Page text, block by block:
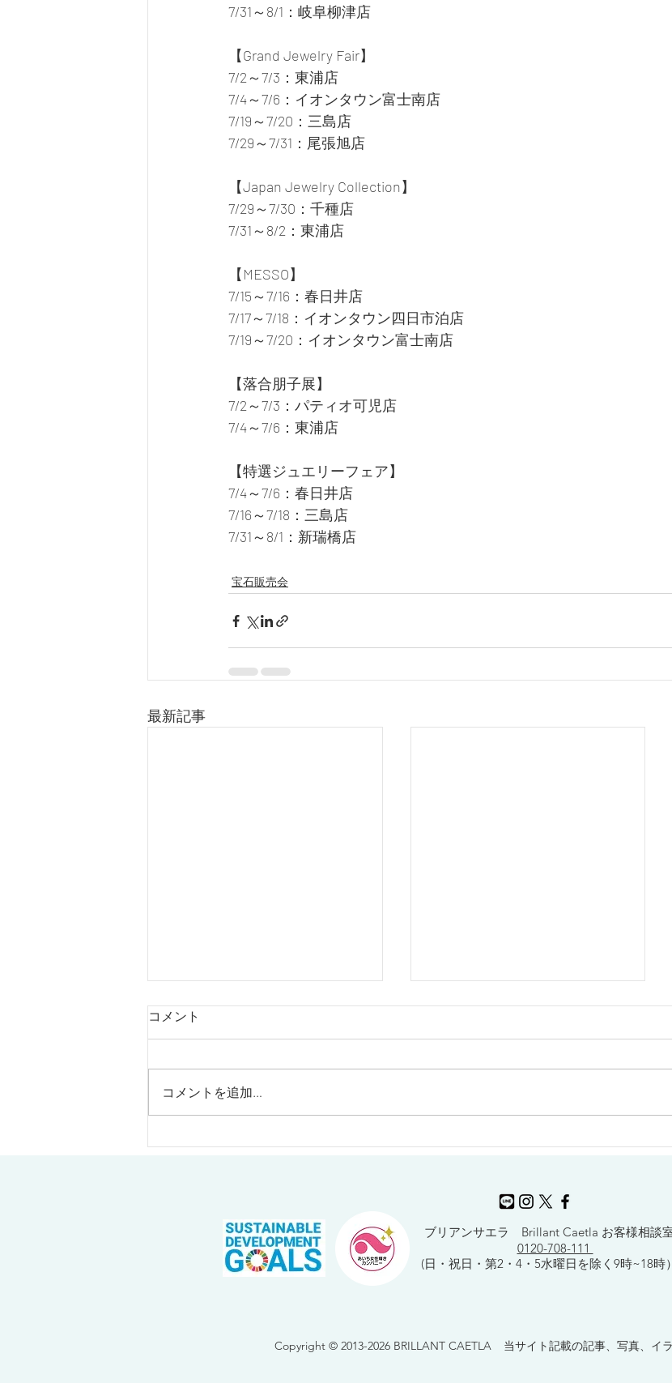
7/31～8/1：岐阜柳津店
【Grand Jewelry Fair】
7/2～7/3：東浦店
7/4～7/6：イオンタウン富士南店
7/19～7/20：三島店
7/29～7/31：尾張旭店
【Japan Jewelry Collection】
7/29～7/30：千種店
7/31～8/2：東浦店
【MESSO】
7/15～7/16：春日井店
7/17～7/18：イオンタウン四日市泊店
7/19～7/20：イオンタウン富士南店
【落合朋子展】
7/2～7/3：パティオ可児店
7/4～7/6：東浦店
【特選ジュエリーフェア】
7/4～7/6：春日井店
7/16～7/18：三島店
7/31～8/1：新瑞橋店
宝石販売会
最新記事
コメント
コメントを追加…
ブリアンサエラ Brillant Caetla お客様相談
0120-708-111
(​日・祝日・第2・4・5水曜日を除く9時~18時）
Copyright © 2013-2026 BRILLANT CAETLA 当サイト記載の記事、写真、イ